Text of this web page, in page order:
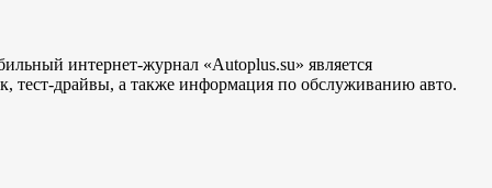
интернет-журнал «Autoplus.su» является
тест-драйвы, а также информация по обслуживанию авто.